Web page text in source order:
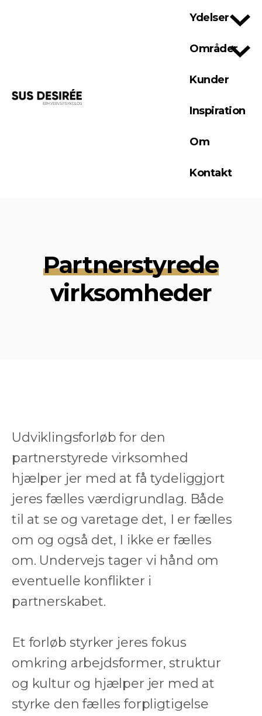
Ydelser
Områder
Kunder
Inspiration
Om
Kontakt
Partnerstyrede
virksomheder
Udviklingsforløb for den
partnerstyrede virksomhed
hjælper jer med at få tydeliggjort
jeres fælles værdigrundlag. Både
til at se og varetage det, I er fælles
om og også det, I ikke er fælles
om. Undervejs tager vi hånd om
eventuelle konflikter i
partnerskabet.
Et forløb styrker jeres fokus
omkring arbejdsformer, struktur
og kultur og hjælper jer med at
styrke den fælles forpligtigelse